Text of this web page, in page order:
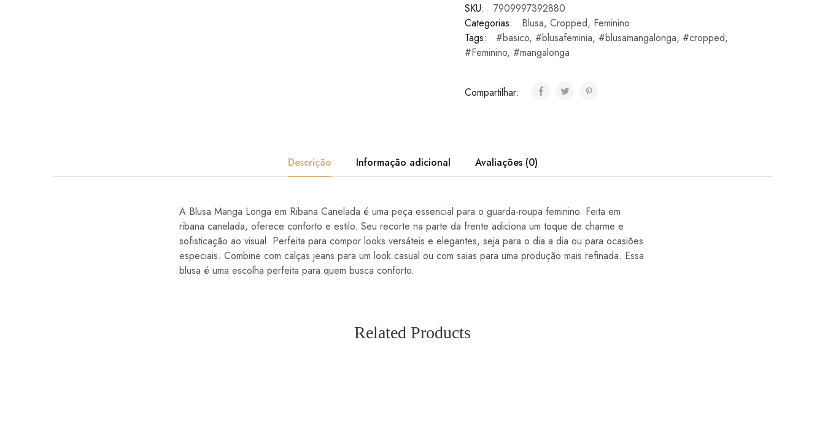
SKU:
7909997392880
Categorias:
Blusa, Cropped, Feminino
Tags:
#basico, #blusafeminia, #blusamangalonga, #cropped,
#Feminino, #mangalonga
Compartilhar:
Descrição Informação adicional Avaliações (0)
A Blusa Manga Longa em Ribana Canelada é uma peça essencial para o guarda-roupa feminino. Feita em
ribana canelada, oferece conforto e estilo. Seu recorte na parte da frente adiciona um toque de charme e
sofisticação ao visual. Perfeita para compor looks versáteis e elegantes, seja para o dia a dia ou para ocasiões
especiais. Combine com calças jeans para um look casual ou com saias para uma produção mais refinada. Essa
blusa é uma escolha perfeita para quem busca conforto.
Related Products